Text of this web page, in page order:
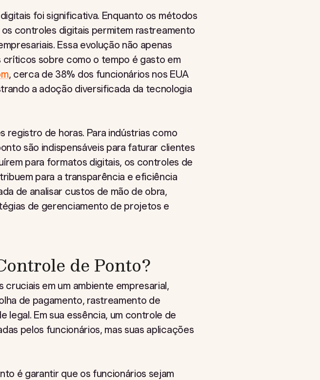
foi significativa. Enquanto os métodos
controles digitais permitem rastreamento
Essa evolução não apenas
sobre como o tempo é gasto em
, cerca de 38% dos funcionários nos EUA
a adoção diversificada da tecnologia
registro de horas. Para indústrias como
são indispensáveis para faturar clientes
para formatos digitais, os controles de
para a transparência e eficiência
de analisar custos de mão de obra,
de gerenciamento de projetos e
de Ponto?
em um ambiente empresarial,
de pagamento, rastreamento de
Em sua essência, um controle de
pelos funcionários, mas suas aplicações
é garantir que os funcionários sejam